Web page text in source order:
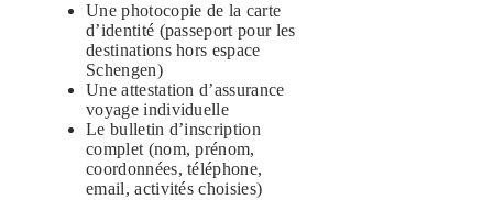
Une photocopie de la carte
d’identité (passeport pour les
destinations hors espace
Schengen)
Une attestation d’assurance
voyage individuelle
Le bulletin d’inscription
complet (nom, prénom,
coordonnées, téléphone,
email, activités choisies)